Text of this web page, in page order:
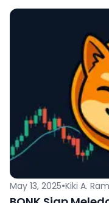
May 13, 2025•Kiki A.